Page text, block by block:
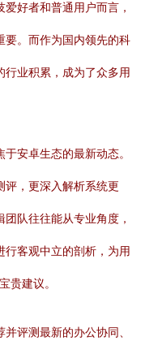
好者和普通用户而言，
要。而作为国内领先的科
业积累，成为了众多用
安卓生态的最新动态。
评，更深入解析系统更
队往往能从专业角度，
行客观中立的剖析，为用
贵建议。
评测最新的办公协同、